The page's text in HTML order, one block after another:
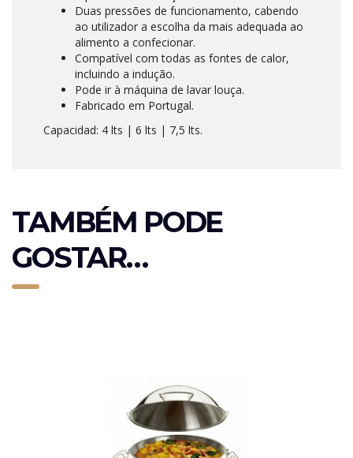
Duas pressões de funcionamento, cabendo
ao utilizador a escolha da mais adequada ao
alimento a confecionar.
Compatível com todas as fontes de calor,
incluindo a indução.
Pode ir à máquina de lavar louça.
Fabricado em Portugal.
Capacidad: 4 lts | 6 lts | 7,5 lts.
TAMBÉM PODE
GOSTAR…